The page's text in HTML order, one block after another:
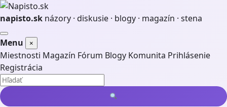
napisto.sk názory · diskusie · blogy · magazín · stena
Otvoriť
menu
Menu ×
Miestnosti Magazín Fórum Blogy Komunita Prihlásenie
Registrácia
Vyhľadať